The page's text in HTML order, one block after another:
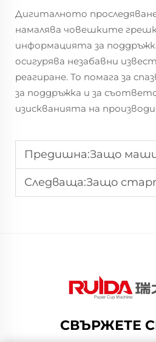
Дигиталното
намалява човешките
информацията за
осигурява незабавни
реагиране. То помага за
за поддръжка и за
изискванията на
Предишна:Защо машината за производство на хартиени
Следваща:Защо стартиращите компании трябва да
СВЪРЖЕТЕ